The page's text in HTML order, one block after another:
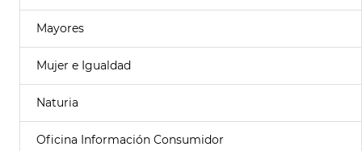
Mayores
Mujer e Igualdad
Naturia
Oficina Información Consumidor